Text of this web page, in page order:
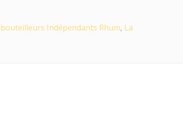
Indépendants Rhum, La